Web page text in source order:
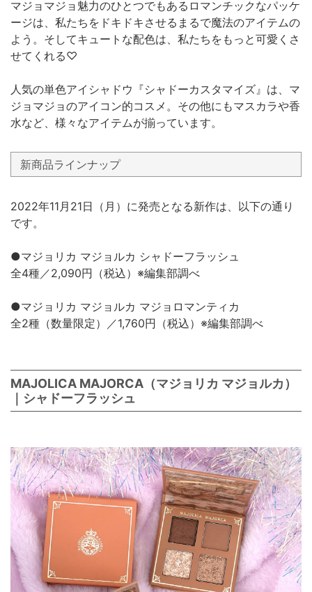
マジョマジョ魅力のひとつでもあるロマンチックなパッケ
ージは、私たちをドキドキさせるまるで魔法のアイテムの
よう。そしてキュートな配色は、私たちをもっと可愛くさ
せてくれる♡
人気の単色アイシャドウ『シャドーカスタマイズ』は、マ
ジョマジョのアイコン的コスメ。その他にもマスカラや香
水など、様々なアイテムが揃っています。
新商品ラインナップ
2022年11月21日（月）に発売となる新作は、以下の通り
です。
●マジョリカ マジョルカ シャドーフラッシュ
全4種／2,090円（税込）※編集部調べ
●マジョリカ マジョルカ マジョロマンティカ
全2種（数量限定）／1,760円（税込）※編集部調べ
MAJOLICA MAJORCA（マジョリカ マジョルカ）
｜シャドーフラッシュ